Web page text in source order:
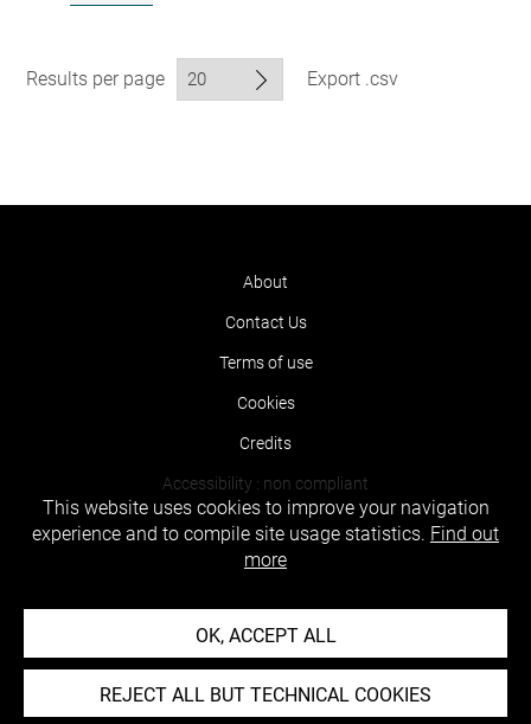
Results per page Export .csv
About
Contact Us
Terms of use
Cookies
Credits
Accessibility : non compliant
This website uses cookies to improve your navigation
experience and to compile site usage statistics. Find out
more
OK, ACCEPT ALL
REJECT ALL BUT TECHNICAL COOKIES